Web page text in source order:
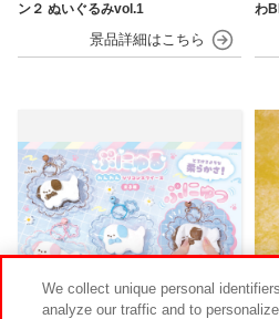
ン２ ぬいぐるみvol.1
わ
We collect unique personal
analyze our traffic and to